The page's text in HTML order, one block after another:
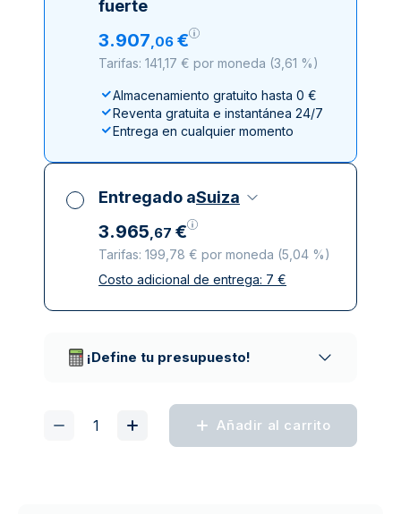
fuerte
3.907,06 €
Tarifas: 141,17 € por moneda (3,61 %)
Almacenamiento gratuito hasta 0 €
Reventa gratuita e instantánea 24/7
Entrega en cualquier momento
Entregado aSuiza
3.965,67 €
Tarifas: 199,78 € por moneda (5,04 %)
Impuestos incluidos
Costo adicional de entrega: 7 €
¡Define tu presupuesto!
Añadir al carrito